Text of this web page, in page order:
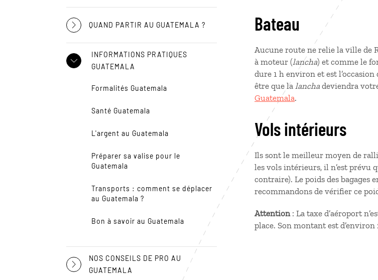
QUAND PARTIR AU GUATEMALA ?
INFORMATIONS PRATIQUES
GUATEMALA
Formalités Guatemala
Santé Guatemala
L'argent au Guatemala
Préparer sa valise pour le
Guatemala
Transports : comment se déplacer
au Guatemala ?
Bon à savoir au Guatemala
NOS CONSEILS DE PRO AU
GUATEMALA
Bateau
Aucune route ne relie la ville de
à moteur (lancha) et comme le
dure 1 h environ et est
être que la lancha deviendra
Guatemala.
Vols intérieurs
Ils sont le meilleur moyen de
les vols intérieurs, il n’est prévu
contraire). Le poids des bagages
recommandons de vérifier ce
Attention: La taxe d’aéroport
place. Son montant est d’environ